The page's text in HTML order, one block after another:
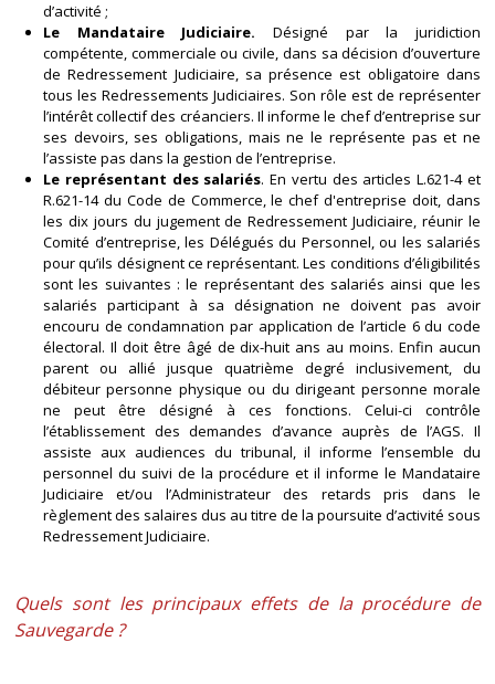
d’activité ;
Le Mandataire Judiciaire. Désigné par la juridiction
compétente, commerciale ou civile, dans sa décision d’ouverture
de Redressement Judiciaire, sa présence est obligatoire dans
tous les Redressements Judiciaires. Son rôle est de représenter
l’intérêt collectif des créanciers. Il informe le chef d’entreprise sur
ses devoirs, ses obligations, mais ne le représente pas et ne
l’assiste pas dans la gestion de l’entreprise.
Le représentant des salariés. En vertu des articles L.621-4 et
R.621-14 du Code de Commerce, le chef d'entreprise doit, dans
les dix jours du jugement de Redressement Judiciaire, réunir le
Comité d’entreprise, les Délégués du Personnel, ou les salariés
pour qu’ils désignent ce représentant. Les conditions d’éligibilités
sont les suivantes : le représentant des salariés ainsi que les
salariés participant à sa désignation ne doivent pas avoir
encouru de condamnation par application de l’article 6 du code
électoral. Il doit être âgé de dix-huit ans au moins. Enfin aucun
parent ou allié jusque quatrième degré inclusivement, du
débiteur personne physique ou du dirigeant personne morale
ne peut être désigné à ces fonctions. Celui-ci contrôle
l’établissement des demandes d’avance auprès de l’AGS. Il
assiste aux audiences du tribunal, il informe l’ensemble du
personnel du suivi de la procédure et il informe le Mandataire
Judiciaire et/ou l’Administrateur des retards pris dans le
règlement des salaires dus au titre de la poursuite d’activité sous
Redressement Judiciaire.
Quels sont les principaux effets de la procédure de
Sauvegarde ?